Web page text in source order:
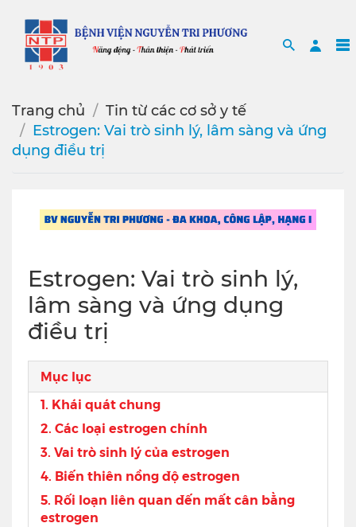
Search
Trang chủ
Tin từ các cơ sở y tế
Estrogen: Vai trò sinh lý, lâm sàng và ứng
dụng điều trị
Estrogen: Vai trò sinh lý,
lâm sàng và ứng dụng
điều trị
Mục lục
1. Khái quát chung
2. Các loại estrogen chính
3. Vai trò sinh lý của estrogen
4. Biến thiên nồng độ estrogen
5. Rối loạn liên quan đến mất cân bằng
estrogen